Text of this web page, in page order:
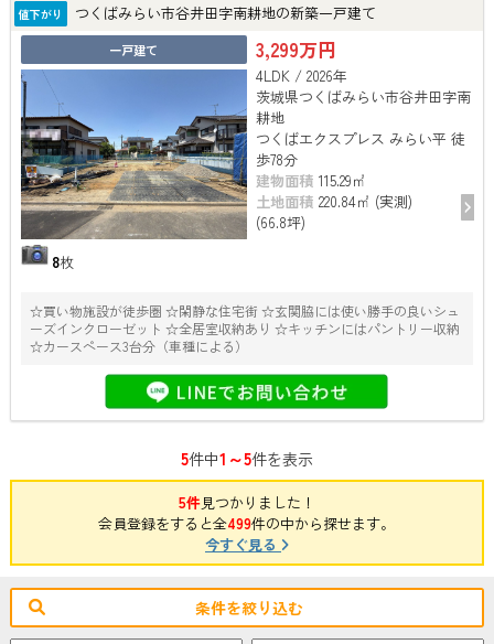
値下がり つくばみらい市谷井田字南耕地の新築一戸建て
一戸建て
8枚
3,299万円
4LDK / 2026年
茨城県つくばみらい市谷井田字南
耕地
つくばエクスプレス みらい平 徒
歩78分
建物面積 115.29㎡
土地面積 220.84㎡ (実測)
(66.8坪)
☆買い物施設が徒歩圏 ☆閑静な住宅街 ☆玄関脇には使い勝手の良いシュ
ーズインクローゼット ☆全居室収納あり ☆キッチンにはパントリー収納
☆カースペース3台分（車種による）
5件中1～5件を表示
5件見つかりました！
会員登録をすると全499件の中から探せます。
今すぐ見る
条件を絞り込む